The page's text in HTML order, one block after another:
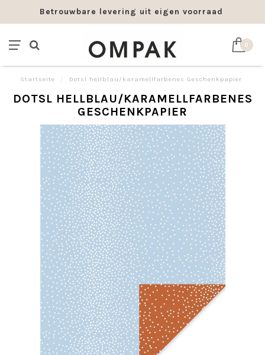
Betrouwbare levering uit eigen voorraad
0
Startseite Dotsl hellblau/karamellfarbenes Geschenkpapier
DOTSL HELLBLAU/KARAMELLFARBENES
GESCHENKPAPIER